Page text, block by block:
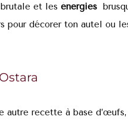
et les énergies
pour décorer ton autel ou
autre recette à base